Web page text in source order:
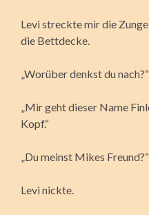
Levi streckte mir die
die Bettdecke.
„Worüber denkst du nach?“
„Mir geht dieser Name
Kopf.“
„Du meinst Mikes Freund?“
Levi nickte.